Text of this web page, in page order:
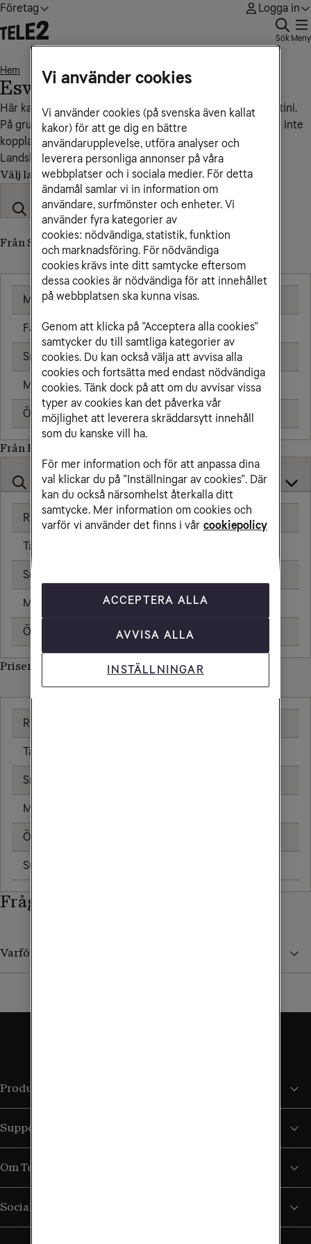
Företag Logga in
Sök Meny
Hem • • • Eswatini
Eswatini
Här kan du se vad det kostar att ringa och sms:a till Eswatini.
På grund av att vi saknar roamingavtal med landet kan du inte
koppla upp mobilen i ett mobilnät där.
Landskod: +268
Välj land
Från Sverige till Eswatini
Mobil 25,00 kr/min
Fast telefon 25,00 kr/min
Sms 1,91 kr
Mms 2,39 kr
Öppningsavgift 0,79 kr
Från Eswatini till
Ringa samtal
Ta emot samtal
Sms
Mms
Öppningsavgift
Priser inom Eswatini
Ringa samtal
Ta emot samtal
Sms
Mms
Öppningsavgift
Surfa utan surfpaket
Frågor och svar
Varför ser jag inga priser i landet?
Produkter och tjänster
Support
Om Tele2
Sociala medier
Vi använder cookies
Vi använder cookies (på svenska även kallat
kakor) för att ge dig en bättre
användarupplevelse, utföra analyser och
leverera personliga annonser på våra
webbplatser och i sociala medier. För detta
ändamål samlar vi in information om
användare, surfmönster och enheter. Vi
använder fyra kategorier av
cookies: nödvändiga, statistik, funktion
och marknadsföring. För nödvändiga
cookies krävs inte ditt samtycke eftersom
dessa cookies är nödvändiga för att innehållet
på webbplatsen ska kunna visas.
Genom att klicka på ”Acceptera alla cookies”
samtycker du till samtliga kategorier av
cookies. Du kan också välja att avvisa alla
cookies och fortsätta med endast nödvändiga
cookies. Tänk dock på att om du avvisar vissa
typer av cookies kan det påverka vår
möjlighet att leverera skräddarsytt innehåll
som du kanske vill ha.
För mer information och för att anpassa dina
val klickar du på ”Inställningar av cookies”. Där
kan du också närsomhelst återkalla ditt
samtycke. Mer information om cookies och
varför vi använder det finns i vår cookiepolicy
ACCEPTERA ALLA
AVVISA ALLA
INSTÄLLNINGAR